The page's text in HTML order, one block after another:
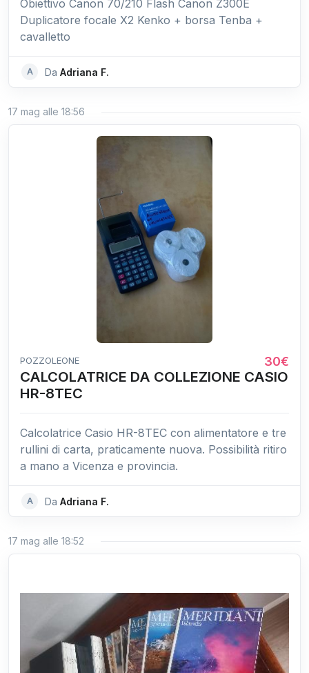
Obiettivo Canon 70/210 Flash Canon Z300E
Duplicatore focale X2 Kenko + borsa Tenba +
cavalletto
A Da Adriana F.
17 mag alle 18:56
POZZOLEONE 30€
CALCOLATRICE DA COLLEZIONE CASIO
HR-8TEC
Calcolatrice Casio HR-8TEC con alimentatore e tre
rullini di carta, praticamente nuova. Possibilità ritiro
a mano a Vicenza e provincia.
A Da Adriana F.
17 mag alle 18:52